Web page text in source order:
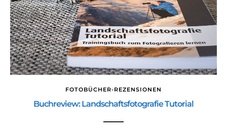
FOTOBÜCHER-REZENSIONEN
Buchreview: Landschaftsfotografie Tutorial